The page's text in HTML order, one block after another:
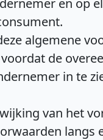
en op
algemene
de
in te
van het
langs